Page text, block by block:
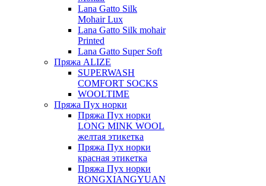
Lana Gatto Silk
Mohair Lux
Lana Gatto Silk mohair
Printed
Lana Gatto Super Soft
Пряжа ALIZE
SUPERWASH
COMFORT SOCKS
WOOLTIME
Пряжа Пух норки
Пряжа Пух норки
LONG MINK WOOL
желтая этикетка
Пряжа Пух норки
красная этикетка
Пряжа Пух норки
RONGXIANGYUAN